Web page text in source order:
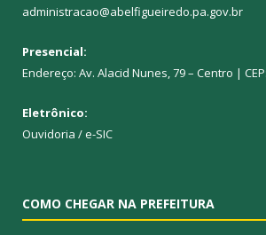
administracao@abelfigueiredo.pa.gov.br
Presencial:
Endereço: Av. Alacid Nunes, 79 – Centro |
Eletrônico:
Ouvidoria /e-SIC
COMO CHEGAR NA PREFEITURA